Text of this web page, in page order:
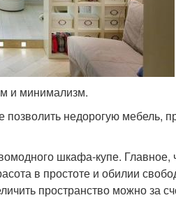
и минимализм.
недорогую мебель,
шкафа-купе.
в простоте и обилии
пространство можно за